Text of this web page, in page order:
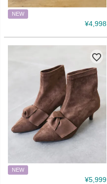
NEW
¥4,998
NEW
¥5,999